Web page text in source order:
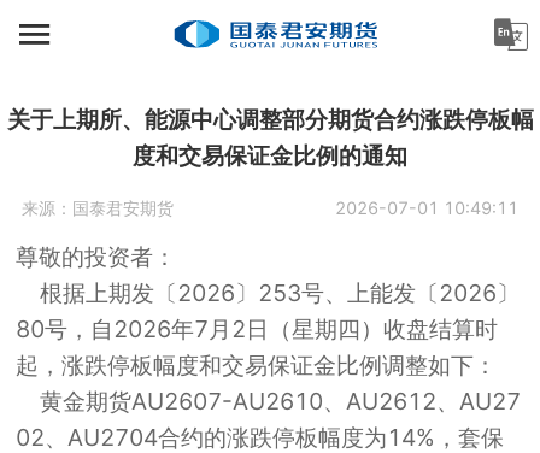
首页
资讯中心
产业服务
个人客户
投资者教育
关于公司
关于上期所、能源中心调整部分期货合约涨跌停板幅
度和交易保证金比例的通知
来源： 国泰君安期货 2026-07-01 10:49:11
尊敬的投资者：
根据上期发〔2026〕253号、上能发〔2026〕
80号，自2026年7月2日（星期四）收盘结算时
起，涨跌停板幅度和交易保证金比例调整如下：
黄金期货AU2607-AU2610、AU2612、AU27
02、AU2704合约的涨跌停板幅度为14%，套保